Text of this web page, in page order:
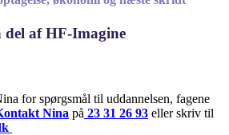
del af HF-Imagine
for spørgsmål til uddannelsen, fagene
Nina på 23 31 26 93 eller skriv til